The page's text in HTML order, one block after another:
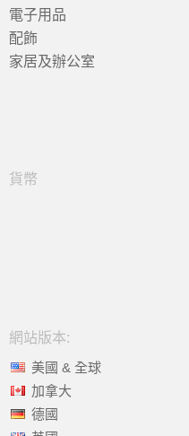
電子用品
配飾
家居及辦公室
貨幣
網站版本:
美國 & 全球
加拿大
德國